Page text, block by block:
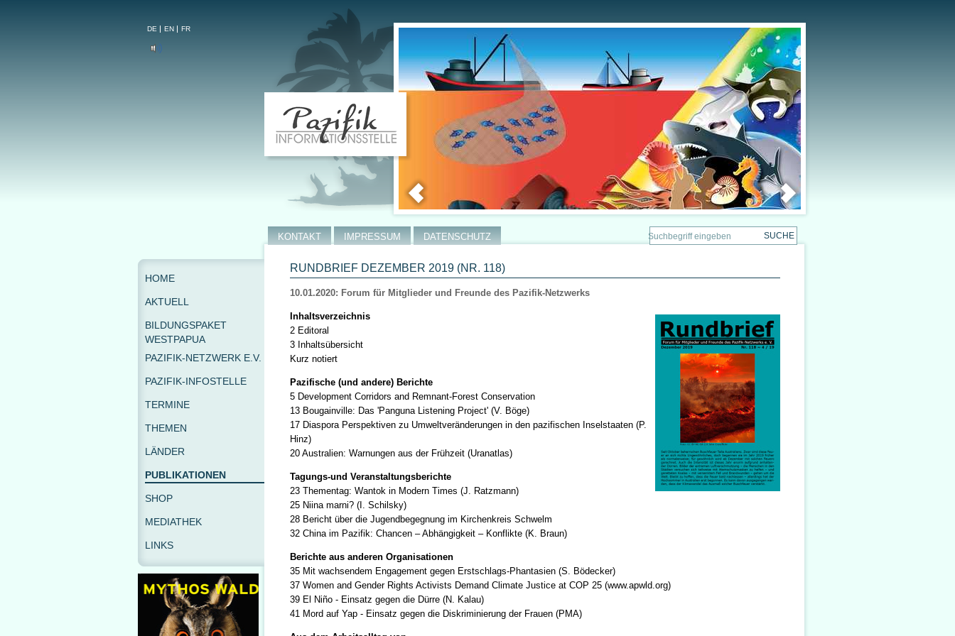
DE EN FR
RUNDBRIEF DEZEMBER 2019 (NR. 118)
10.01.2020: Forum für Mitglieder und Freunde des Pazifik-Netzwerks
Inhaltsverzeichnis
2 Editoral
3 Inhaltsübersicht
Kurz notiert
Pazifische (und andere) Berichte
5 Development Corridors and Remnant-Forest Conservation
13 Bougainville: Das 'Panguna Listening Project' (V. Böge)
17 Diaspora Perspektiven zu Umweltveränderungen in den pazifischen Inselstaaten (P.
Hinz)
20 Australien: Warnungen aus der Frühzeit (Uranatlas)
Tagungs-und Veranstaltungsberichte
23 Thementag: Wantok in Modern Times (J. Ratzmann)
25 Niina marni? (I. Schilsky)
28 Bericht über die Jugendbegegnung im Kirchenkreis Schwelm
32 China im Pazifik: Chancen – Abhängigkeit – Konflikte (K. Braun)
Berichte aus anderen Organisationen
35 Mit wachsendem Engagement gegen Erstschlags-Phantasien (S. Bödecker)
37 Women and Gender Rights Activists Demand Climate Justice at COP 25 (www.apwld.org)
39 El Niño - Einsatz gegen die Dürre (N. Kalau)
41 Mord auf Yap - Einsatz gegen die Diskriminierung der Frauen (PMA)
KONTAKT IMPRESSUM DATENSCHUTZ
HOME
AKTUELL
BILDUNGSPAKET
WESTPAPUA
PAZIFIK-NETZWERK E.V.
PAZIFIK-INFOSTELLE
TERMINE
THEMEN
LÄNDER
PUBLIKATIONEN
SHOP
MEDIATHEK
LINKS